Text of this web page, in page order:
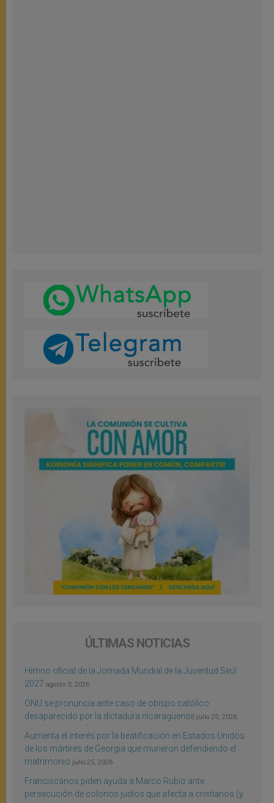
ÚLTIMAS NOTICIAS
Himno oficial de la Jornada Mundial de la Juventud Seúl
2027 agosto 3, 2026
ONU se pronuncia ante caso de obispo católico
desaparecido por la dictadura nicaragüense julio 25, 2026
Aumenta el interés por la beatificación en Estados Unidos
de los mártires de Georgia que murieron defendiendo el
matrimonio julio 25, 2026
Franciscanos piden ayuda a Marco Rubio ante
persecución de colonos judíos que afecta a cristianos (y